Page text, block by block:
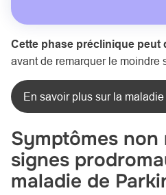
Cette phase préclinique peut
avant de remarquer le moindre
En savoir plus sur la
Symptômes
signes
maladie de